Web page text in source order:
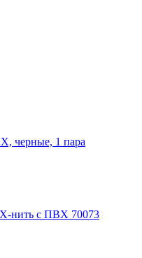
черные, 1 пара